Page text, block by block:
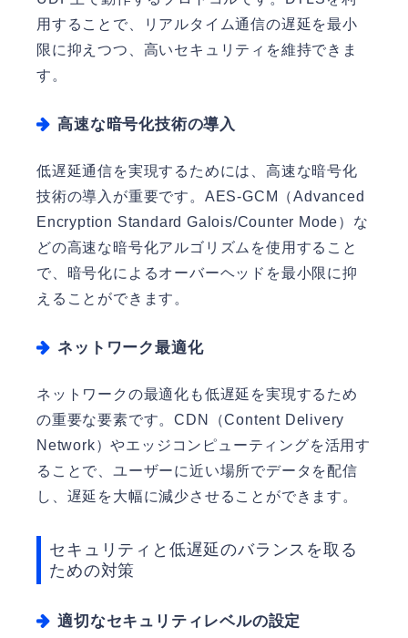
用することで、リアルタイム通信の遅延を最小
限に抑えつつ、高いセキュリティを維持できま
す。
高速な暗号化技術の導入
低遅延通信を実現するためには、高速な暗号化
技術の導入が重要です。AES-GCM（Advanced
Encryption Standard Galois/Counter Mode）な
どの高速な暗号化アルゴリズムを使用すること
で、暗号化によるオーバーヘッドを最小限に抑
えることができます。
ネットワーク最適化
ネットワークの最適化も低遅延を実現するため
の重要な要素です。CDN（Content Delivery
Network）やエッジコンピューティングを活用す
ることで、ユーザーに近い場所でデータを配信
し、遅延を大幅に減少させることができます。
セキュリティと低遅延のバランスを取る
ための対策
適切なセキュリティレベルの設定